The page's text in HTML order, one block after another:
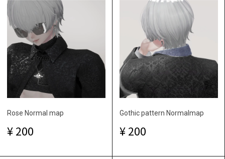
Rose Normal map
200
Gothic pattern Normalmap
200